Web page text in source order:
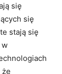
się
się
stają się
w